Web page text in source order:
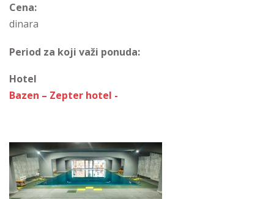
Cena:
dinara
Period za koji važi ponuda:
Hotel
Bazen – Zepter hotel -